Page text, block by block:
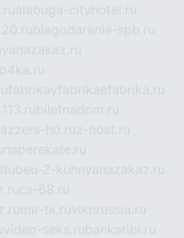
alabuga-cityhotel.ru
blagodarenie-spb.ru
fabrikayfabrikaefabrika.ru
biletnadom.ru
hd.ruz-host.ru
naperekate.ru
2-kuhnyanazakaz.ru
cs-68.ru
mir-tk.ruvlknrussia.ru
video-seks.rubankaribi.ru